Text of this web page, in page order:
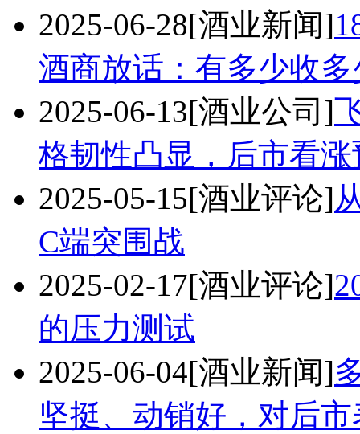
2025-06-28[酒业新闻]
酒商放话：有多少收多
2025-06-13[酒业公司]
格韧性凸显，后市看涨
2025-05-15[酒业评论]
C端突围战
2025-02-17[酒业评论]
的压力测试
2025-06-04[酒业新闻]
坚挺、动销好，对后市